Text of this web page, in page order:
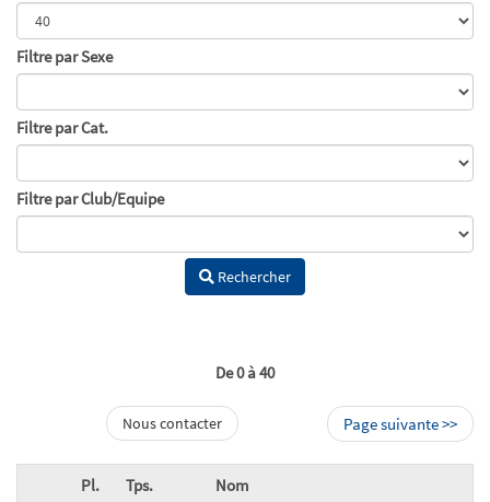
Filtre par Sexe
Filtre par Cat.
Filtre par Club/Equipe
Rechercher
De 0 à 40
Nous contacter Page suivante >>
Pl. Tps. Nom